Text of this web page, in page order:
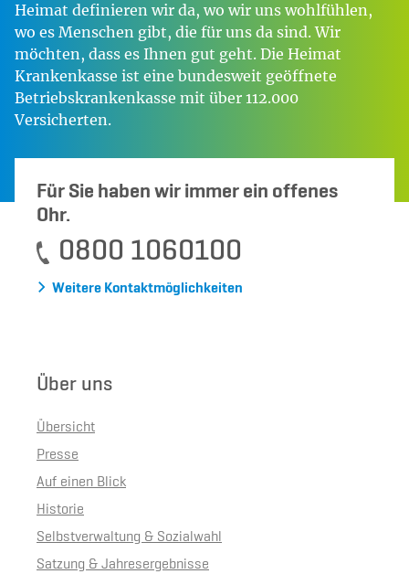
Heimat definieren wir da, wo wir uns wohlfühlen,
wo es Menschen gibt, die für uns da sind. Wir
möchten, dass es Ihnen gut geht. Die Heimat
Krankenkasse ist eine bundesweit geöffnete
Betriebskrankenkasse mit über 112.000
Versicherten.
Für Sie haben wir immer ein offenes
Ohr.
0800 1060100
Weitere Kontaktmöglichkeiten
Über uns
Übersicht
Presse
Auf einen Blick
Historie
Selbstverwaltung & Sozialwahl
Satzung & Jahresergebnisse